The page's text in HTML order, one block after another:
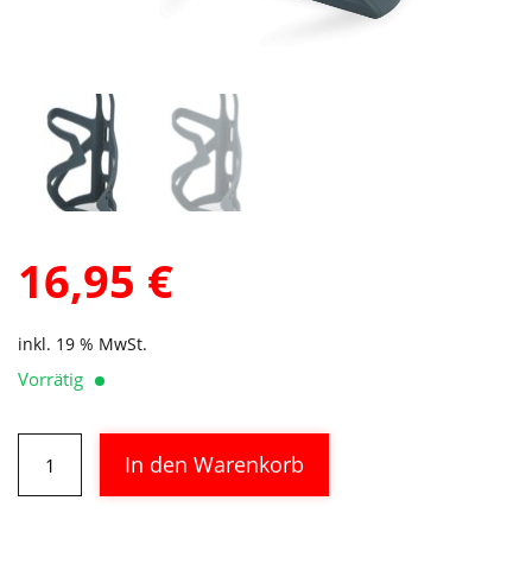
16,95 €
inkl. 19 % MwSt.
Vorrätig
Flaschenhalter
HPP
In den Warenkorb